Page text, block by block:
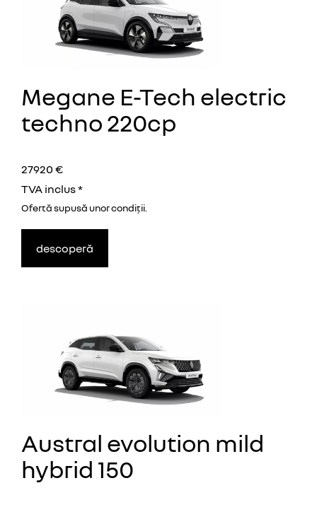
Megane E-Tech electric
techno 220cp
27920 €
TVA inclus *
Ofertă supusă unorcondiţii.
descoperă
Austral evolution mild
hybrid 150